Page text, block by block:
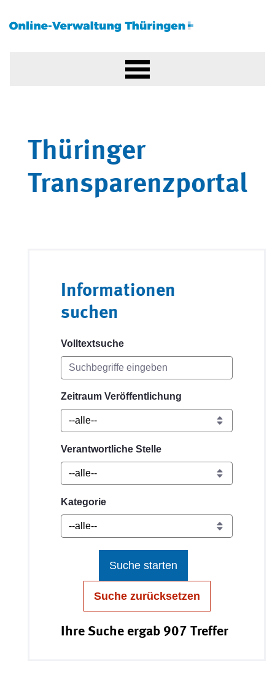
Thüringer
Transparenzportal
Informationen
suchen
Volltextsuche
Zeitraum Veröffentlichung
Verantwortliche Stelle
Kategorie
Suche starten
Suche zurücksetzen
Ihre Suche ergab 907 Treffer